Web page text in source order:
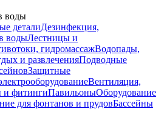
воды
деталиДезинфекция,
водыЛестницы и
гидромассажВодопады,
и развлеченияПодводные
Защитные
Вентиляция,
и фитингиПавильоныОборудование
для фонтанов и прудовБассейны